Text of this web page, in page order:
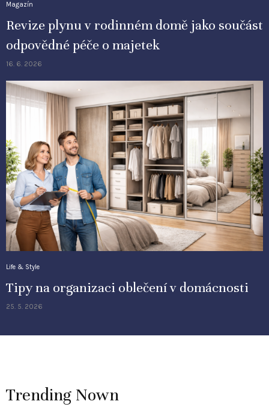
Magazín
Revize plynu v rodinném domě jako součást
odpovědné péče o majetek
16. 6. 2026
Life & Style
Tipy na organizaci oblečení v domácnosti
25. 5. 2026
Trending Nown